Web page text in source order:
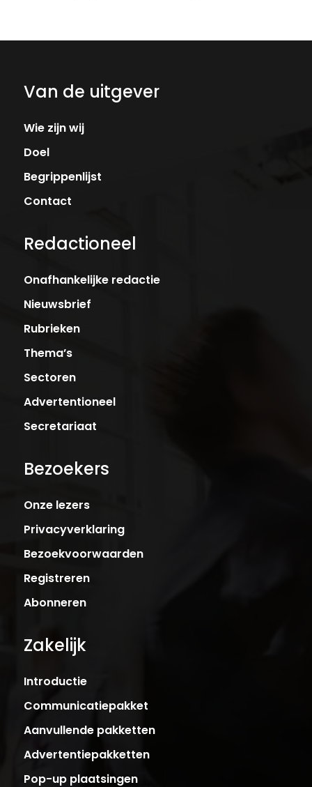
Van de uitgever
Wie zijn wij
Doel
Begrippenlijst
Contact
Redactioneel
Onafhankelijke redactie
Nieuwsbrief
Rubrieken
Thema’s
Sectoren
Advertentioneel
Secretariaat
Bezoekers
Onze lezers
Privacyverklaring
Bezoekvoorwaarden
Registreren
Abonneren
Zakelijk
Introductie
Communicatiepakket
Aanvullende pakketten
Advertentiepakketten
Pop-up plaatsingen